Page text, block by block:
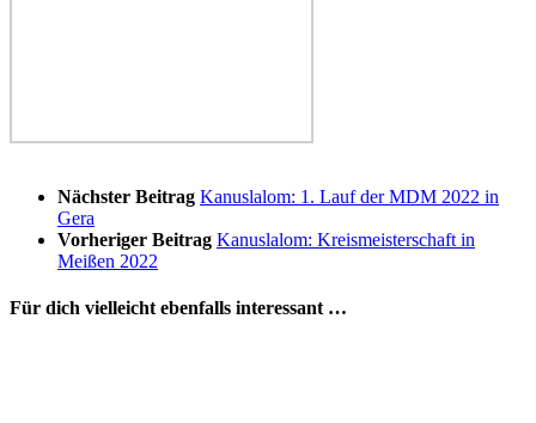
Nächster Beitrag Kanuslalom: 1. Lauf der MDM 2022 in
Gera
Vorheriger Beitrag Kanuslalom: Kreismeisterschaft in
Meißen 2022
Für dich vielleicht ebenfalls interessant …